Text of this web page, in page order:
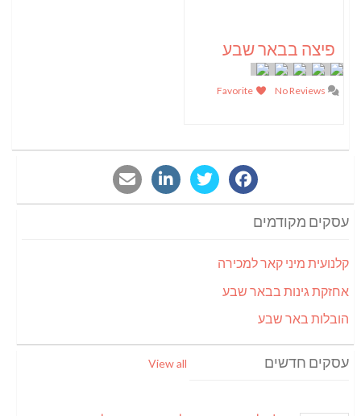
פיצה בבאר שבע
עסקים מקודמים
קלנועית מיני קאר למכירה
אחזקת גינות בבאר שבע
הובלות באר שבע
עסקים חדשים View all